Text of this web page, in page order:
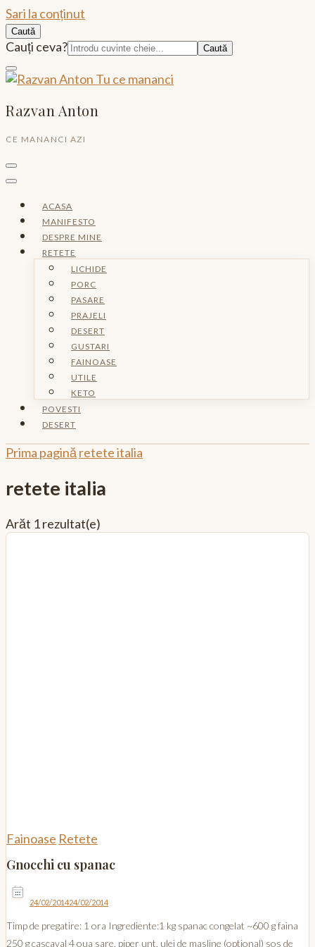
Sari la conținut
Caută
Caută:
Cauți ceva?
Razvan Anton
CE MANANCI AZI
ACASA
MANIFESTO
DESPRE MINE
RETETE
LICHIDE
PORC
PASARE
PRAJELI
DESERT
GUSTARI
FAINOASE
UTILE
KETO
POVESTI
DESERT
Prima pagină retete italia
retete italia
Arăt 1 rezultat(e)
Fainoase Retete
Gnocchi cu spanac
24/02/201424/02/2014
Timp de pregatire: 1 ora Ingrediente:1 kg spanac congelat ~600 g faina
250 g cascaval 4 oua sare, piper unt, ulei de masline (optional) sos de